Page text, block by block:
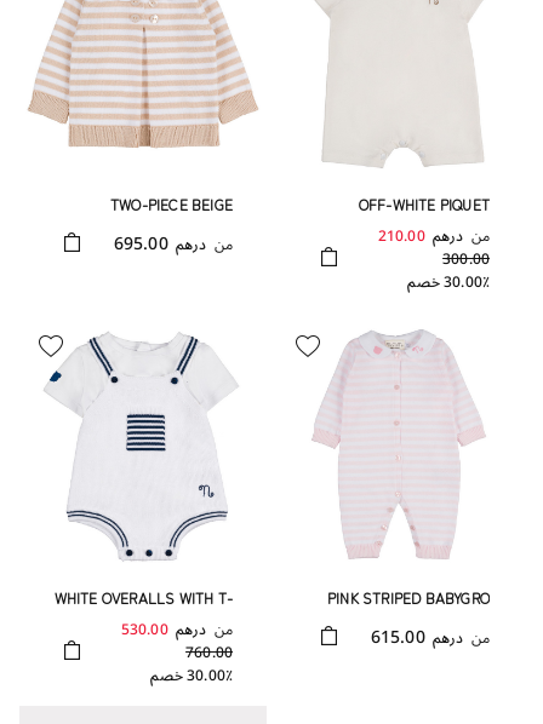
OFF-WHITE PIQUET
من درهم 210.00
300.00
30.00٪ خصم
TWO-PIECE BEIGE
من درهم 695.00
PINK STRIPED BABYGRO
من درهم 615.00
WHITE OVERALLS WITH T-
من درهم 530.00
760.00
30.00٪ خصم